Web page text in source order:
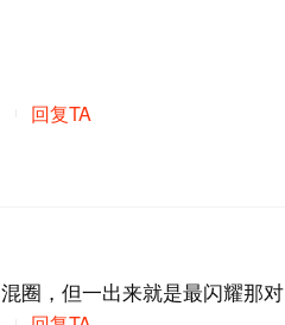
回复TA
圈，但一出来就是最闪耀那对